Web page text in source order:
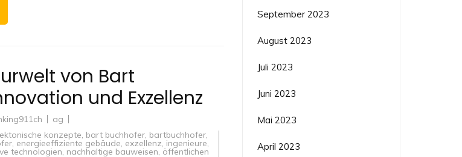
von Bart
und Exzellenz
ag
konzepte, bart buchhofer, bartbuchhofer,
, energieeffiziente gebäude, exzellenz, ingenieure,
technologien, nachhaltige bauweisen, öffentlichen
September 2023
August 2023
Juli 2023
Juni 2023
Mai 2023
April 2023